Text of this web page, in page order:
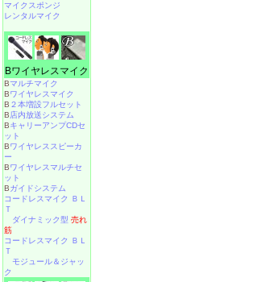
マイクスポンジ
レンタルマイク
Bワイヤレスマイク
Bマルチマイク
Bワイヤレスマイク
B ２本増設フルセット
B店内放送システム
BキャリーアンプCDセ
ット
Bワイヤレススピーカ
ー
Bワイヤレスマルチセ
ット
Bガイドシステム
コードレスマイク ＢＬ
Ｔ
ダイナミック型 売れ
筋
コードレスマイク ＢＬ
Ｔ
モジュール＆ジャッ
ク